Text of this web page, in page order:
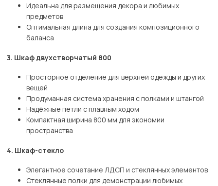
Идеальна для размещения декора и любимых
предметов
Оптимальная длина для создания композиционного
баланса
3. Шкаф двухстворчатый 800
Просторное отделение для верхней одежды и других
вещей
Продуманная система хранения с полками и штангой
Надёжные петли с плавным ходом
Компактная ширина 800 мм для экономии
пространства
4. Шкаф-стекло
Элегантное сочетание ЛДСП и стеклянных элементов
Стеклянные полки для демонстрации любимых